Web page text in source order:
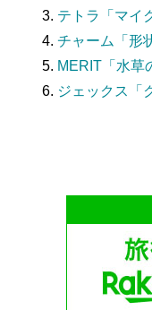
テトラ「マイ
チャーム「形
MERIT「水草
ジェックス「